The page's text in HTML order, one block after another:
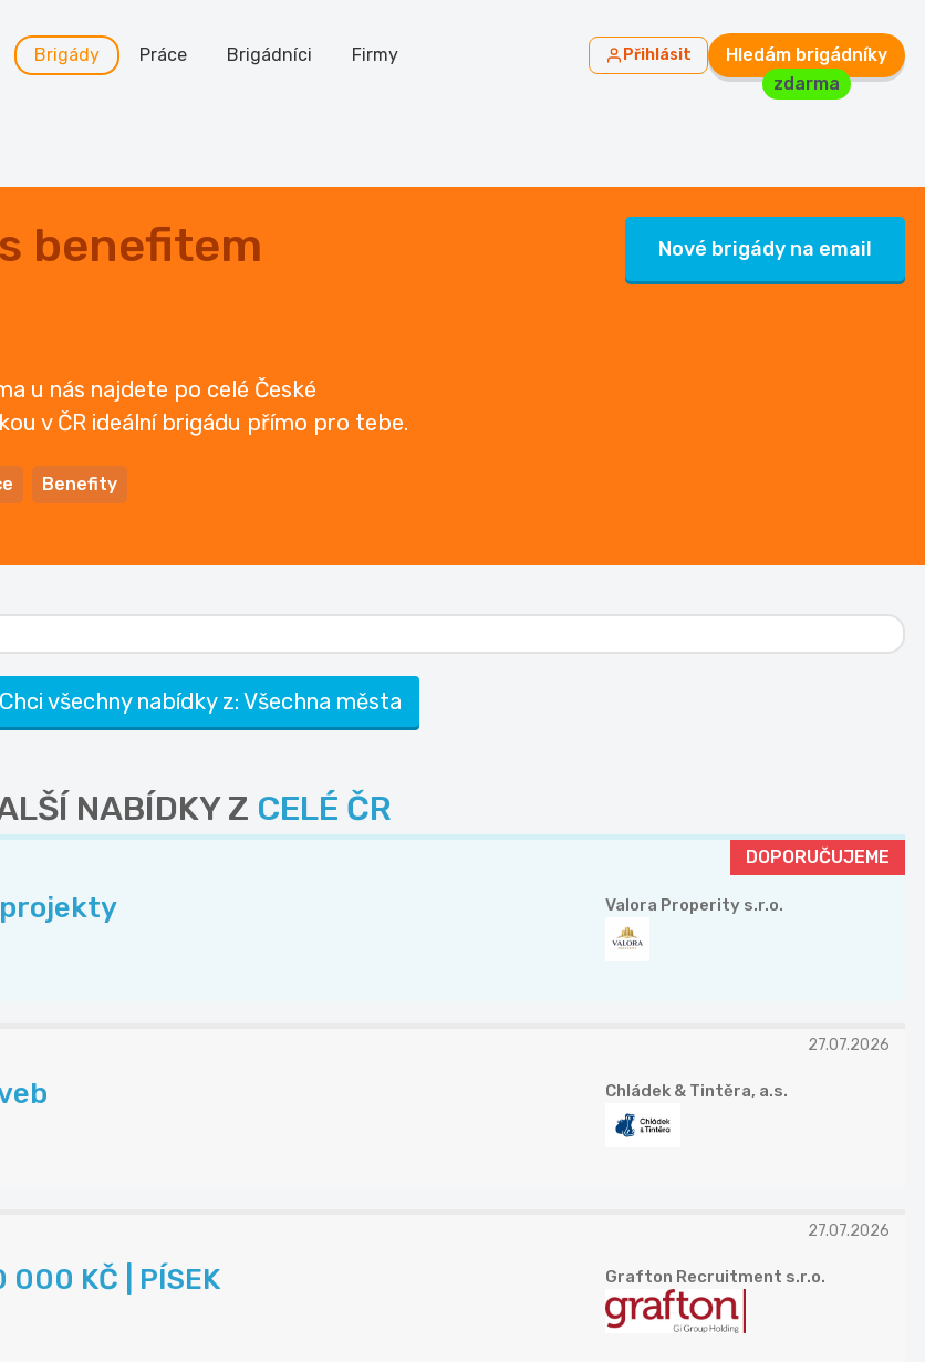
Brigády Práce Brigádníci Firmy Přihlásit
Hledám brigádníky
zdarma
benefitem
u nás najdete po celé České
v ČR ideální brigádu přímo pro tebe.
Benefity
Nové brigády na email
Chci všechny nabídky z: Všechna města
NABÍDKY Z CELÉ ČR
DOPORUČUJEME
Valora Properity s.r.o.
27.07.2026
Chládek & Tintěra, a.s.
27.07.2026
000 KČ | PÍSEK Grafton Recruitment s.r.o.